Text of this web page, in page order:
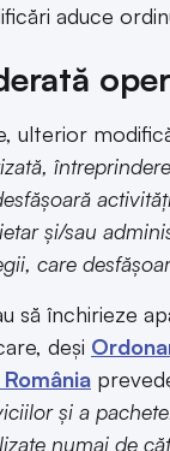
aduce
ulterior
și/sau
care
să închirieze
deși
și a
numai de